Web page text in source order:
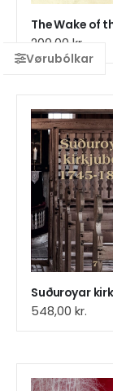
200,00 kr.
548,00 kr.